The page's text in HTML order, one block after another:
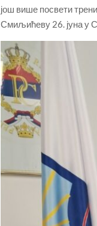
још више посвети
Смиљићеву 26. јуна у